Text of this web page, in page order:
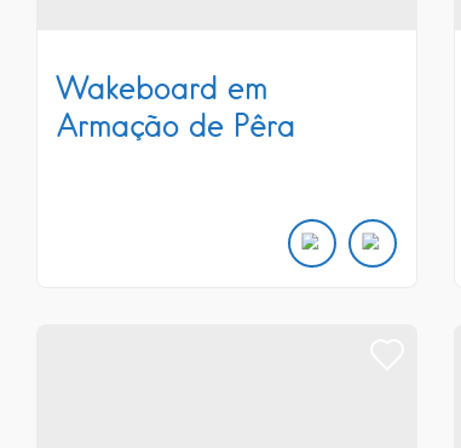
Wakeboard em
Armação de Pêra